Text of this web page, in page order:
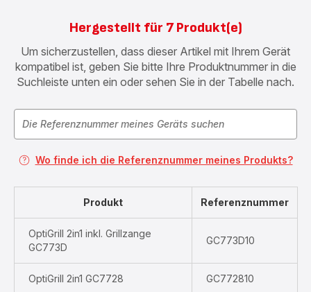
Hergestellt für 7 Produkt(e)
Um sicherzustellen, dass dieser Artikel mit Ihrem Gerät
kompatibel ist, geben Sie bitte Ihre Produktnummer in die
Suchleiste unten ein oder sehen Sie in der Tabelle nach.
Wo finde ich die Referenznummer meines Produkts?
Produkt Referenznummer
OptiGrill 2in1 inkl. Grillzange
GC773D
GC773D10
OptiGrill 2in1 GC7728 GC772810